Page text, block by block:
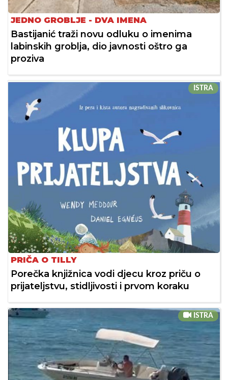
JEDNO GROBLJE - DVA IMENA
Bastijanić traži novu odluku o imenima
labinskih groblja, dio javnosti oštro ga
proziva
ISTRA
PRIČA O TILLY
Porečka knjižnica vodi djecu kroz priču o
prijateljstvu, stidljivosti i prvom koraku
ISTRA